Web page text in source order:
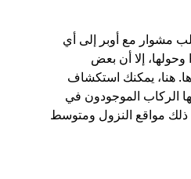
مشوار مع أوبر إلى أي
مكان تقريباً في Pendoylan وحولها، إلا أن بعض
هنا، يمكنك استكشاف
الركاب الموجودون في
مواقع النزول ومتوسط